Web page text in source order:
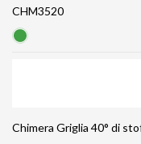
CHM3520
Chimera